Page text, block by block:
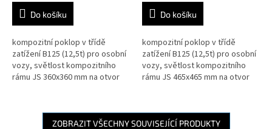
Do košíku
kompozitní poklop v třídě
zatížení B125 (12,5t) pro osobní
vozy, světlost kompozitního
rámu JS 360x360 mm na otvor
Do košíku
kompozitní poklop v třídě
zatížení B125 (12,5t) pro osobní
vozy, světlost kompozitního
rámu JS 465x465 mm na otvor
ZOBRAZIT VŠECHNY SOUVISEJÍCÍ PRODUKTY